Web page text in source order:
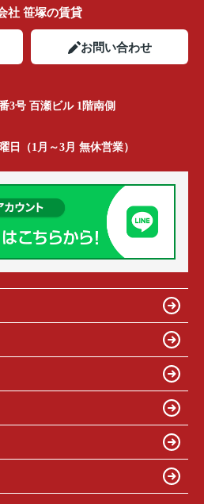
社 笹塚の賃貸
お問い合わせ
3号 百瀬ビル 1階南側
日（1月～3月 無休営業）